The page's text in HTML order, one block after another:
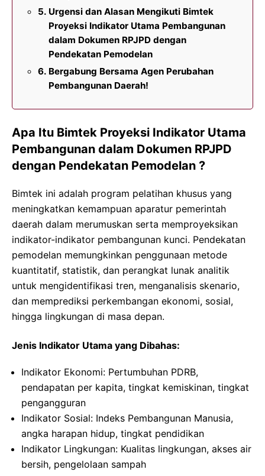
Urgensi dan Alasan Mengikuti Bimtek
Proyeksi Indikator Utama Pembangunan
dalam Dokumen RPJPD dengan
Pendekatan Pemodelan
Bergabung Bersama Agen Perubahan
Pembangunan Daerah!
Apa Itu Bimtek Proyeksi Indikator Utama
Pembangunan dalam Dokumen RPJPD
dengan Pendekatan Pemodelan ?
Bimtek ini adalah program pelatihan khusus yang
meningkatkan kemampuan aparatur pemerintah
daerah dalam merumuskan serta memproyeksikan
indikator-indikator pembangunan kunci. Pendekatan
pemodelan memungkinkan penggunaan metode
kuantitatif, statistik, dan perangkat lunak analitik
untuk mengidentifikasi tren, menganalisis skenario,
dan memprediksi perkembangan ekonomi, sosial,
hingga lingkungan di masa depan.
Jenis Indikator Utama yang Dibahas:
Indikator Ekonomi: Pertumbuhan PDRB,
pendapatan per kapita, tingkat kemiskinan, tingkat
pengangguran
Indikator Sosial: Indeks Pembangunan Manusia,
angka harapan hidup, tingkat pendidikan
Indikator Lingkungan: Kualitas lingkungan, akses air
bersih, pengelolaan sampah